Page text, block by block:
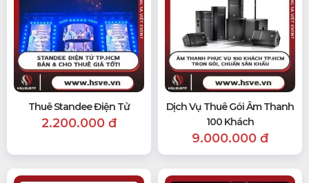
Thuê Standee Điện Tử
2.200.000 đ
Dịch Vụ Thuê Gói Âm Thanh
100 Khách
9.000.000 đ